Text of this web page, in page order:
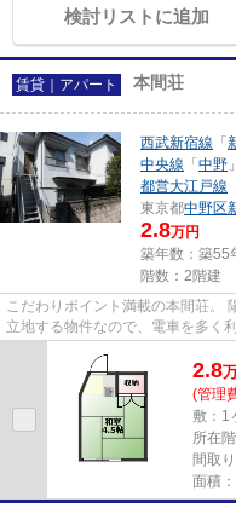
検討リストに追加
賃貸｜アパート 本間荘
西武新宿線 「
中央線 「 中野
都営大江戸線
東京都中野区
2.8万円
築年数：築55
階数：2階建
こだわりポイント満載の本間荘。
立地する物件なので、電車を多く
2.8
(管理
敷：1
所在
間取
面積